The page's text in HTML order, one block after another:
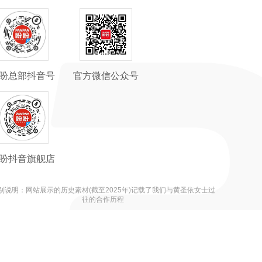
总部抖音号 官方微信公众号
抖音旗舰店
说明：网站展示的历史素材(截至2025年)记载了我们与黄圣依女士过
往的合作历程